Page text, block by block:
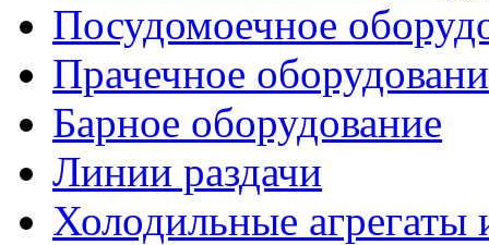
Посудомоечное
Прачечное
Барное оборудование
Линии раздачи
Холодильные агрегаты